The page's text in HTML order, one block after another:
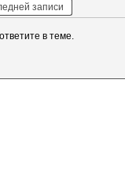
записи
в теме.